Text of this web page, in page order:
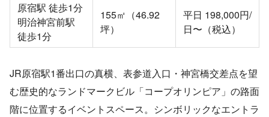
原宿駅 徒歩1分
明治神宮前駅
徒歩1分
155㎡（46.92
坪）
平日 198,000円/
日〜（税込）
JR原宿駅1番出口の真横、表参道入口・神宮橋交差点を望
む歴史的なランドマークビル「コープオリンピア」の路面
階に位置するイベントスペース。シンボリックなエントラ